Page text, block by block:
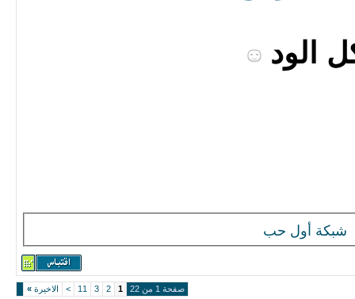
الود
شبكة أول حب
صفحة 1 من 22 1
2
3
11
> الاخيرة »